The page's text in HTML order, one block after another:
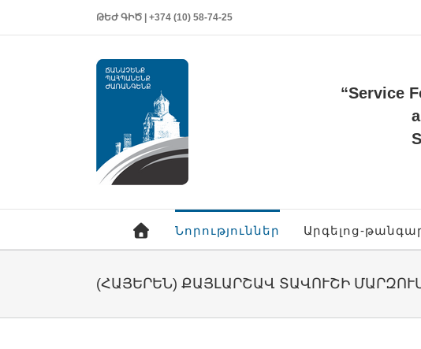
ԹԵԺ ԳԻԾ | +374 (10) 58-74-25
“Service
Նորություններ Արգելոց-
(ՀԱՅԵՐԵՆ) ՔԱՅԼԱՐՇԱՎ ՏԱՎՈՒՇԻ